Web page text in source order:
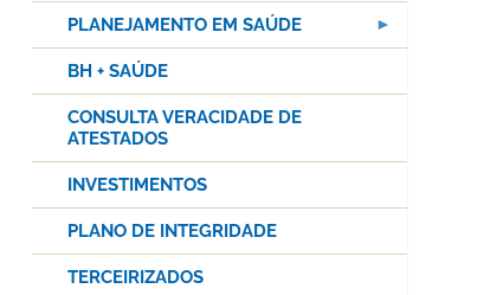
PLANEJAMENTO EM SAÚDE
BH + SAÚDE
CONSULTA VERACIDADE DE
ATESTADOS
INVESTIMENTOS
PLANO DE INTEGRIDADE
TERCEIRIZADOS